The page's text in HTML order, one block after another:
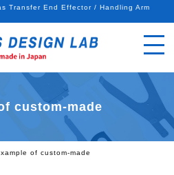
Transfer End Effector / Handling Arm
custom-made
of custom-made